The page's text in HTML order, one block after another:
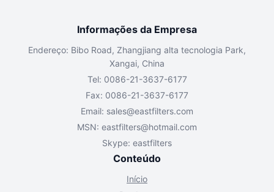
Informações da Empresa
Endereço: Bibo Road, Zhangjiang alta tecnologia Park,
Xangai, China
Tel: 0086-21-3637-6177
Fax: 0086-21-3637-6177
Email: sales@eastfilters.com
MSN: eastfilters@hotmail.com
Skype: eastfilters
Conteúdo
Início